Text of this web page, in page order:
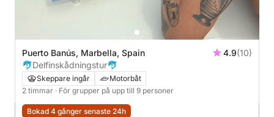
Puerto Banús, Marbella, Spain 4.9(10)
🐬Delfinskådningstur🐬
Skeppare ingår
Motorbåt
2 timmar · För grupper på upp till 9 personer
Bokad 4 gånger senaste 24h